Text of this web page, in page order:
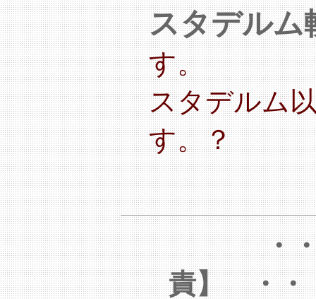
スタデルム
す。
スタデルム
す。？
・
責】 ・・